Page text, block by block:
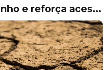
e reforça aces...